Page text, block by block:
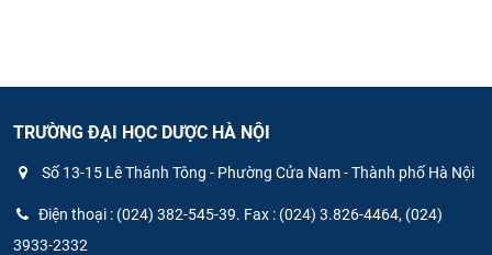
TRƯỜNG ĐẠI HỌC DƯỢC HÀ NỘI
Số 13-15 Lê Thánh Tông - Phường Cửa Nam - Thành phố Hà Nội
Điện thoại : (024) 382-545-39. Fax : (024) 3.826-4464, (024)
3933-2332